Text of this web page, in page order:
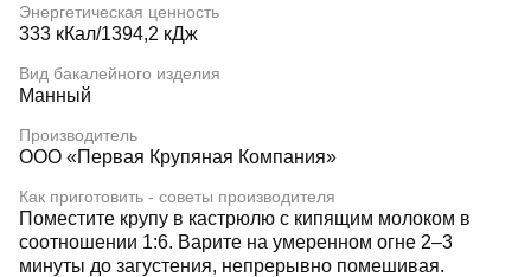
Энергетическая ценность
333 кКал/1394,2 кДж
Вид бакалейного изделия
Манный
Производитель
ООО «Первая Крупяная Компания»
Как приготовить - советы производителя
Поместите крупу в кастрюлю с кипящим молоком в
соотношении 1:6. Варите на умеренном огне 2–3
минуты до загустения, непрерывно помешивая.